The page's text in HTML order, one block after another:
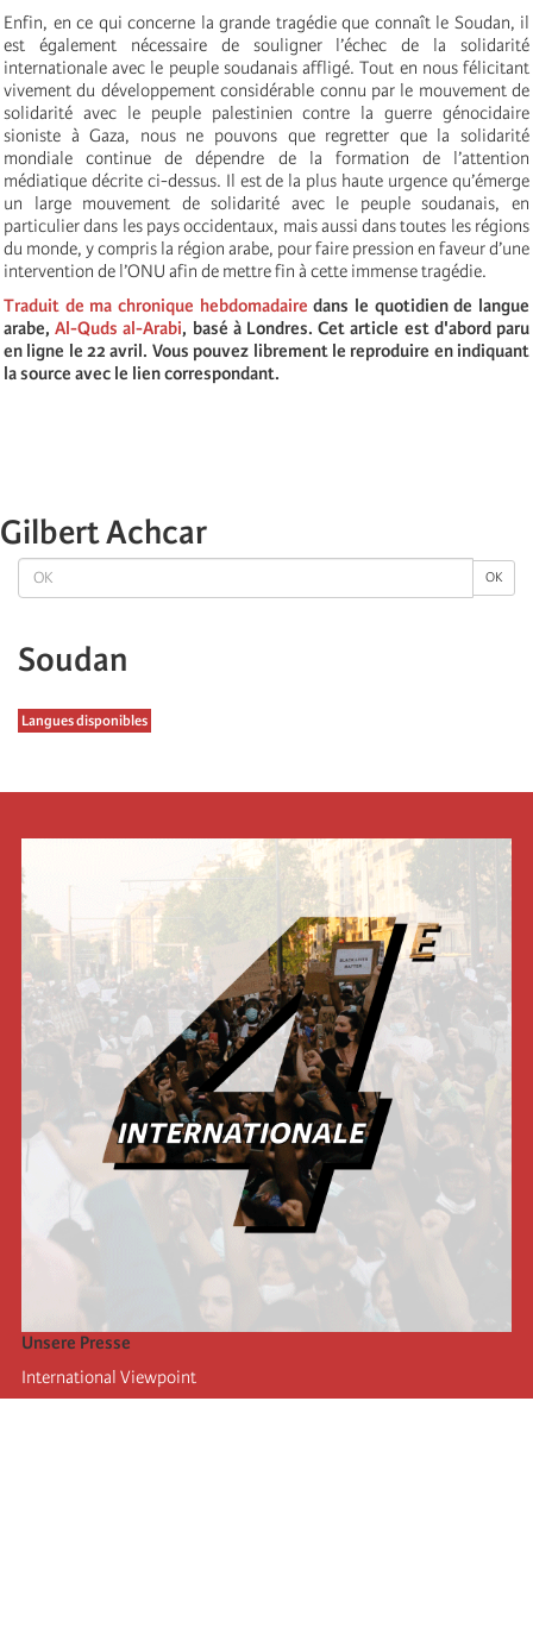
OK OK
Soudan
Langues disponibles
Enfin, en ce qui concerne la grande tragédie que connaît le Soudan, il
est également nécessaire de souligner l’échec de la solidarité
internationale avec le peuple soudanais affligé. Tout en nous félicitant
vivement du développement considérable connu par le mouvement de
solidarité avec le peuple palestinien contre la guerre génocidaire
sioniste à Gaza, nous ne pouvons que regretter que la solidarité
mondiale continue de dépendre de la formation de l’attention
médiatique décrite ci-dessus. Il est de la plus haute urgence qu’émerge
un large mouvement de solidarité avec le peuple soudanais, en
particulier dans les pays occidentaux, mais aussi dans toutes les régions
du monde, y compris la région arabe, pour faire pression en faveur d’une
intervention de l’ONU afin de mettre fin à cette immense tragédie.
Traduit de ma chronique hebdomadaire dans le quotidien de langue
arabe,Al-Quds al-Arabi, basé à Londres. Cet article est d'abord paru
en ligne le 22 avril. Vous pouvez librement le reproduire en indiquant
la source avec le lien correspondant.
Gilbert Achcar
Unsere Presse
International Viewpoint